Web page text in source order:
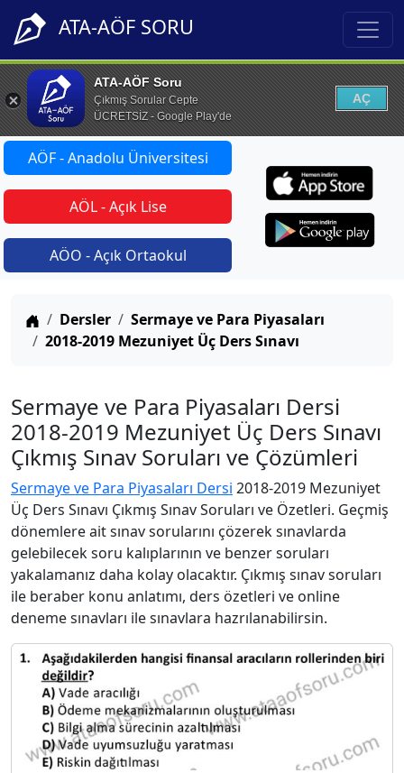
ATA-AÖF SORU
ATA-AÖF Soru
Çıkmış Sorular Cepte
ÜCRETSİZ - Google Play'de
AÇ
AÖF - Anadolu Üniversitesi
AÖL - Açık Lise
AÖO - Açık Ortaokul
Anasayfa
Dersler
Sermaye ve Para Piyasaları
2018-2019 Mezuniyet Üç Ders Sınavı
Sermaye ve Para Piyasaları Dersi
2018-2019 Mezuniyet Üç Ders Sınavı
Çıkmış Sınav Soruları ve Çözümleri
Sermaye ve Para Piyasaları Dersi 2018-2019 Mezuniyet
Üç Ders Sınavı Çıkmış Sınav Soruları ve Özetleri. Geçmiş
dönemlere ait sınav sorularını çözerek sınavlarda
gelebilecek soru kalıplarının ve benzer soruları
yakalamanız daha kolay olacaktır. Çıkmış sınav soruları
ile beraber konu anlatımı, ders özetleri ve online
deneme sınavları ile sınavlara hazrılanabilirsin.